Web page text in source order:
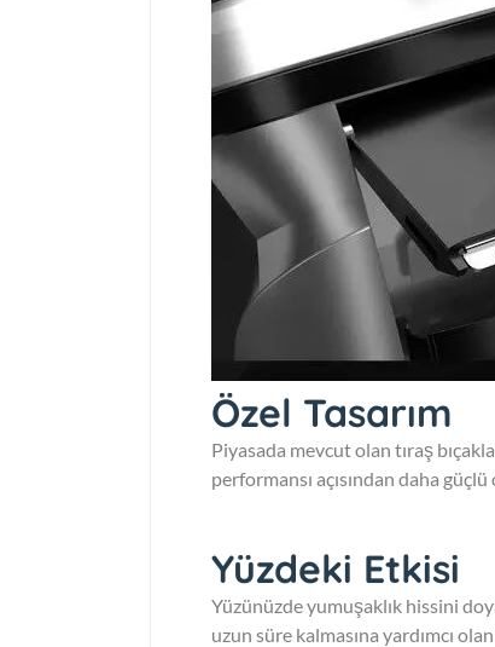
Özel Tasarım
Piyasada mevcut olan tıraş
performansı açısından daha
Yüzdeki Etkisi
Yüzünüzde yumuşaklık hissini
uzun süre kalmasına yardımcı